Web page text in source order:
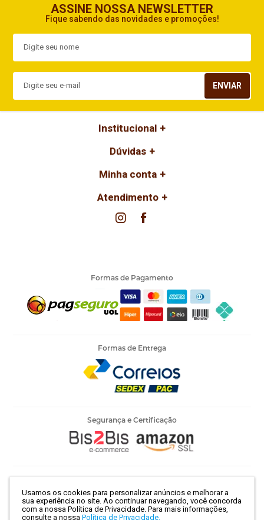
Usamos os cookies para personalizar anúncios e melhorar a
sua experiência no site. Ao continuar navegando, você concorda
com a nossa Política de Privacidade. Para mais informações,
consulte a nossa Política de Privacidade.
ASSINE NOSSA NEWSLETTER
Fique sabendo das novidades e promoções!
ENVIAR
Institucional
Dúvidas
Minha conta
Atendimento
Formas de Pagamento
Formas de Entrega
Segurança e Certificação
Março, 786 - Centro | São Paulo-SP | CEP 01021-100